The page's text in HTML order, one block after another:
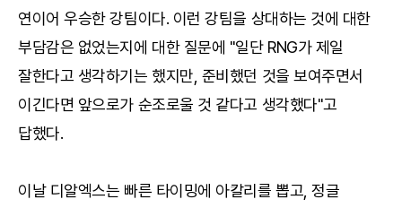
연이어 우승한 강팀이다. 이런 강팀을 상대하는 것에 대한
부담감은 없었는지에 대한 질문에 "일단 RNG가 제일
잘한다고 생각하기는 했지만, 준비했던 것을 보여주면서
이긴다면 앞으로가 순조로울 것 같다고 생각했다"고
답했다.
이날 디알엑스는 빠른 타이밍에 아칼리를 뽑고, 정글